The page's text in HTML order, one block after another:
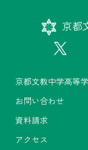
京都
京都文教中学高等
お問い合わせ
資料請求
アクセス